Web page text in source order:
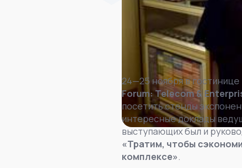
24—25 ноября в
Forum: Telecom &
посетить стенды
интересные доклады
выступающих был и
«Тратим, чтобы
комплексе».